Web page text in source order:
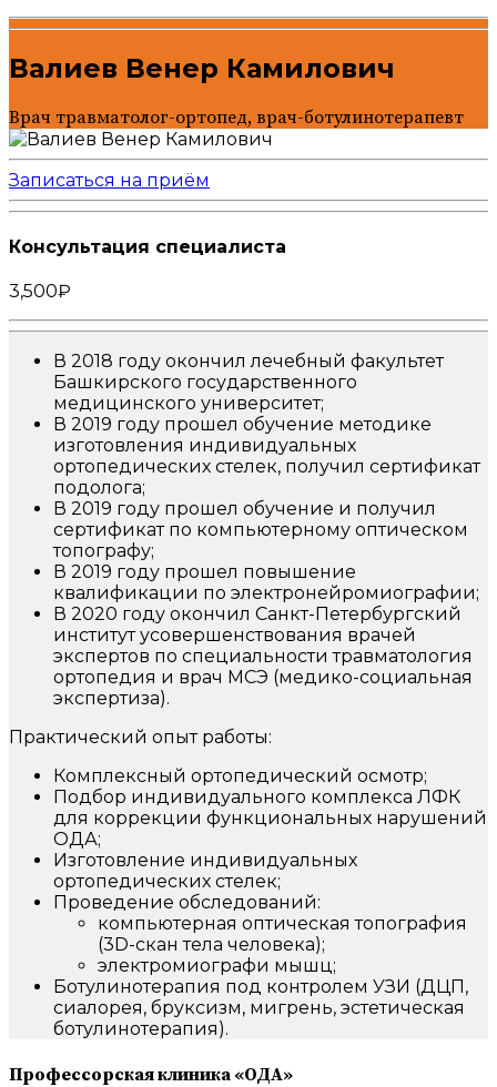
Валиев Венер Камилович
Врач травматолог-ортопед, врач-ботулинотерапевт
Записаться на приём
Консультация специалиста
3,500₽
В 2018 году окончил лечебный факультет
Башкирского государственного
медицинского университет;
В 2019 году прошел обучение методике
изготовления индивидуальных
ортопедических стелек, получил сертификат
подолога;
В 2019 году прошел обучение и получил
сертификат по компьютерному оптическом
топографу;
В 2019 году прошел повышение
квалификации по электронейромиографии;
В 2020 году окончил Санкт-Петербургский
институт усовершенствования врачей
экспертов по специальности травматология
ортопедия и врач МСЭ (медико-социальная
экспертиза).
Практический опыт работы:
Комплексный ортопедический осмотр;
Подбор индивидуального комплекса ЛФК
для коррекции функциональных нарушений
ОДА;
Изготовление индивидуальных
ортопедических стелек;
Проведение обследований:
компьютерная оптическая топография
(3D-скан тела человека);
электромиографи мышц;
Ботулинотерапия под контролем УЗИ (ДЦП,
сиалорея, бруксизм, мигрень, эстетическая
ботулинотерапия).
Профессорская клиника «ОДА»